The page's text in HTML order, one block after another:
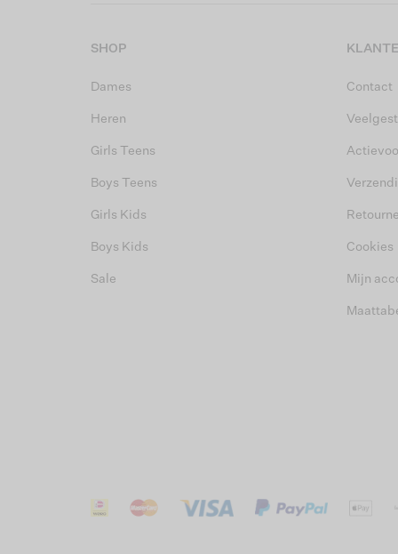
SHOP
Dames
Heren
Girls Teens
Boys Teens
Girls Kids
Boys Kids
Sale
Contact
Cookies
Mijn